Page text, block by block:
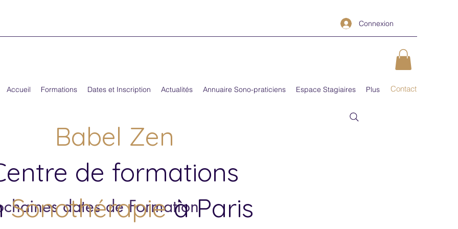
Connexion
Accueil Formations Dates et Inscription Actualités Annuaire Sono-praticiens Espace Stagiaires Plus Contact
Babel Zen
de formations
Sonothérapieà Paris
dates de Formation